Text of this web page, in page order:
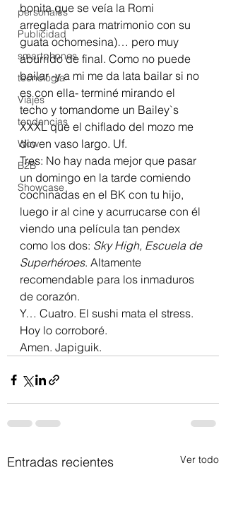
personales
Publicidad
smartphones
tecnología
Viajes
tendencias
Wow
B2B
Showcase
bonita que se veía la Romi
arreglada para matrimonio con su
guata ochomesina)… pero muy
aburrido de final. Como no puede
bailar -y a mi me da lata bailar si no
es con ella- terminé mirando el
techo y tomandome un Bailey`s
XXXL que el chiflado del mozo me
dio en vaso largo. Uf.
Tres: No hay nada mejor que pasar
un domingo en la tarde comiendo
cochinadas en el BK con tu hijo,
luego ir al cine y acurrucarse con él
viendo una película tan pendex
como los dos: Sky High, Escuela de
Superhéroes. Altamente
recomendable para los inmaduros
de corazón.
Y… Cuatro. El sushi mata el stress.
Hoy lo corroboré.
Amen. Japiguik.
Entradas recientes Ver todo